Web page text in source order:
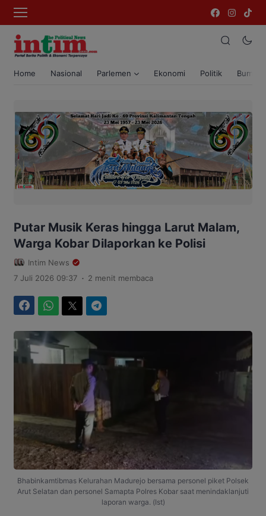
Home Nasional Parlemen Ekonomi Politik Bumi
Putar Musik Keras hingga Larut Malam,
Warga Kobar Dilaporkan ke Polisi
Intim News
7 Juli 2026 09:37 . 2 menit membaca
Bhabinkamtibmas Kelurahan Madurejo bersama personel piket Polsek
Arut Selatan dan personel Samapta Polres Kobar saat menindaklanjuti
laporan warga. (Ist)